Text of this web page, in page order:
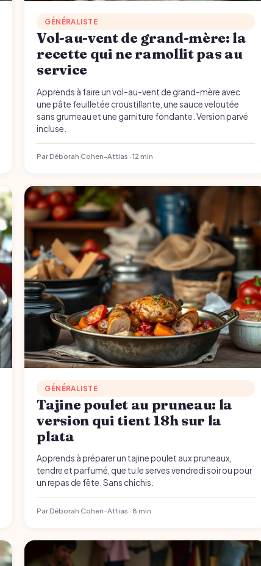
GÉNÉRALISTE
Vol-au-vent de grand-mère: la
recette qui ne ramollit pas au
service
Apprends à faire un vol-au-vent de grand-mère avec
une pâte feuilletée croustillante, une sauce veloutée
sans grumeau et une garniture fondante. Version parvé
incluse.
Par Déborah Cohen-Attias · 12 min
GÉNÉRALISTE
Tajine poulet au pruneau: la
version qui tient 18h sur la
plata
Apprends à préparer un tajine poulet aux pruneaux,
tendre et parfumé, que tu le serves vendredi soir ou pour
un repas de fête. Sans chichis.
Par Déborah Cohen-Attias · 8 min